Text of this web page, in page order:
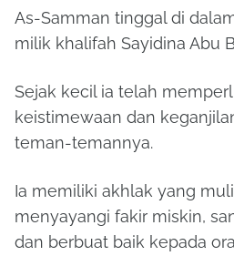
As-Samman tinggal di
milik khalifah Sayidina Abu
Sejak kecil ia telah
keistimewaan dan
teman-temannya.
Ia memiliki akhlak yang
menyayangi fakir miskin,
dan berbuat baik kepada